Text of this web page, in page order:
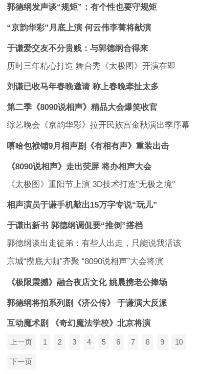
郭德纲发声谈“规矩”：有个性也要守规矩
“京韵华彩”月底上演 何云伟李菁将献演
于谦爱交友不分贵贱：与郭德纲合得来
历时三年精心打造 舞台秀《太极图》开演在即
刘谦已收马年春晚邀请 称上春晚牵扯太多
第二季《8090说相声》精品大会爆笑收官
综艺晚会《京韵华彩》拉开民族宫金秋演出季序幕
嘻哈包袱铺9月相声剧《有相有声》重装出击
《8090说相声》走出荧屏 将办相声大会
《太极图》重阳节上演 3D技术打造"无极之境"
相声演员于谦手机敲出15万字专说“玩儿”
于谦出新书 郭德纲调侃要“推倒”搭档
郭德纲谈出走徒弟：有些人出走，只能说我活该
京城“攒底大咖”齐聚 “8090说相声”大会将演
《极限震撼》融合夜店文化 姚晨携老公捧场
郭德纲将拍系列剧《济公传》 于谦演大反派
互动魔术剧 《奇幻魔法学校》北京将演
上一页 1 2 3 4 5 6 7 8 9 10
下一页